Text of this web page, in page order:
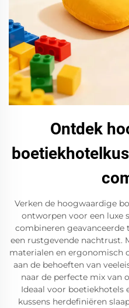
Ontdek
Verken de hoogwaardige
ontworpen voor een luxe
combineren
een rustgevende nachtrust.
materialen en ergonomisch
aan de behoeften van
naar de perfecte mix van
Ideaal voor boetiekhotels
kussens herdefiniëren